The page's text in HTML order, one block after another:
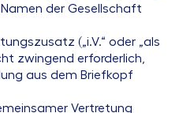
der Gesellschaft
(„i.V.“ oder „als
zwingend erforderlich,
aus dem Briefkopf
Vertretung